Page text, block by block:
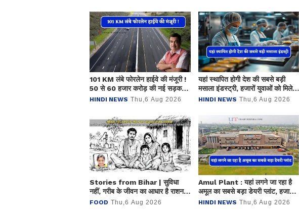
101 KM लंबे फोरलेन हाईवे की मंजूरी !
50 से 60 हजार करोड़ की नई सड़क
परियोजनाओं का भी ऐलान
HINDI NEWS Thu,6 Aug 2026
यहां स्थापित होगी देश की सबसे बड़ी
मसाला इंडस्ट्री, हजारों युवाओं को मिलेगा
रोजगार
HINDI NEWS Thu,6 Aug 2026
Stories from Bihar | सुविधा
नहीं, गरीब के जीवन का आधार है राशन
व्यवस्था
FOOD Thu,6 Aug 2026
Amul Plant : यहां लगने जा रहा है
अमूल का सबसे बड़ा डेयरी प्लांट, हजारों
लोगों को मिलेगा रोजगार
HINDI NEWS Thu,6 Aug 2026